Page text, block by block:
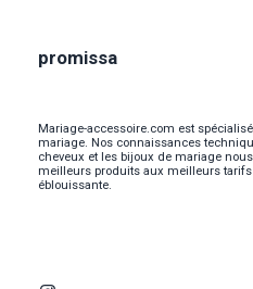
promissa
Mariage-accessoire.com est
mariage. Nos connaissances
cheveux et les bijoux de mariage
meilleurs produits aux meilleurs
éblouissante.